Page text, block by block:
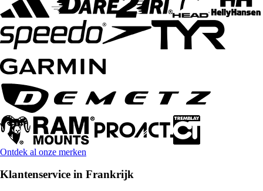
Ontdek al onze merken
Klantenservice in Frankrijk